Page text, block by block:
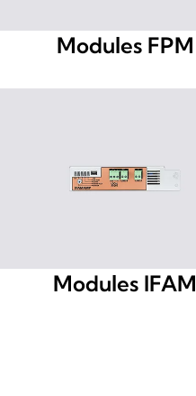
Modules FPM
Modules IFAM